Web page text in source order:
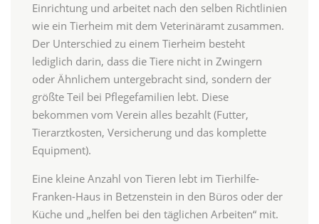
Einrichtung und arbeitet nach den selben Richtlinien
wie ein Tierheim mit dem Veterinäramt zusammen.
Der Unterschied zu einem Tierheim besteht
lediglich darin, dass die Tiere nicht in Zwingern
oder Ähnlichem untergebracht sind, sondern der
größte Teil bei Pflegefamilien lebt. Diese
bekommen vom Verein alles bezahlt (Futter,
Tierarztkosten, Versicherung und das komplette
Equipment).
Eine kleine Anzahl von Tieren lebt im Tierhilfe-
Franken-Haus in Betzenstein in den Büros oder der
Küche und „helfen bei den täglichen Arbeiten“ mit.